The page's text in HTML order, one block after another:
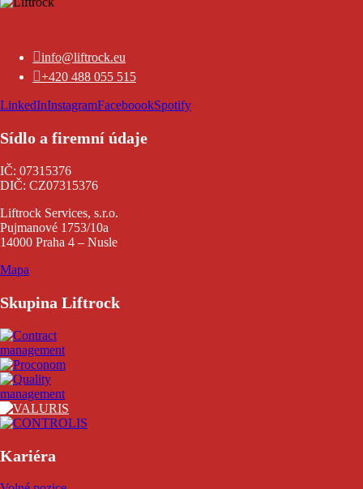
info@liftrock.eu
+420 488 055 515
LinkedInInstagramFaceboookSpotify
Sídlo a firemní údaje
IČ: 07315376
DIČ: CZ07315376
Liftrock Services, s.r.o.
Pujmanové 1753/10a
14000 Praha 4 – Nusle
Mapa
Skupina Liftrock
Kariéra